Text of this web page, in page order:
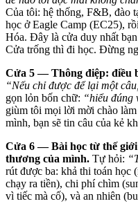
Của tôi: hệ thống, F&B, đào
học ở Eagle Camp (EC25),
Hóa. Đây là cửa duy nhất
Cửa trống thì đi học. Đừng
Cửa 5 — Thông điệp: điều
“Nếu chỉ được để lại một
gọn lỏn bốn chữ: “hiểu đúng
giùm tôi mọi lời mời chào
mình, bạn sẽ tin câu của kẻ
Cửa 6 — Bài học từ thế
thương của mình. Tự hỏi:
rút được ba: khả thi toán học
chạy ra tiền), chi phí chìm
vì tiếc mà cố), và an nhiên